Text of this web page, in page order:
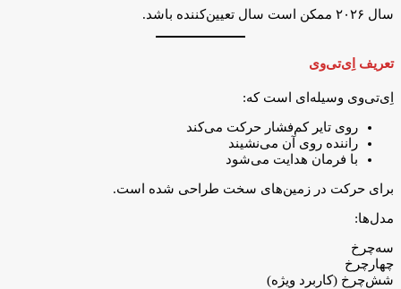
سال ۲۰۲۶ ممکن است سال تعیین‌کننده باشد.
تعریف اِی‌تی‌وی
اِی‌تی‌وی وسیله‌ای است که:
روی تایر کم‌فشار حرکت می‌کند
راننده روی آن می‌نشیند
با فرمان هدایت می‌شود
برای حرکت در زمین‌های سخت طراحی شده است.
مدل‌ها:
سه‌چرخ
چهارچرخ
شش‌چرخ (کاربرد ویژه)